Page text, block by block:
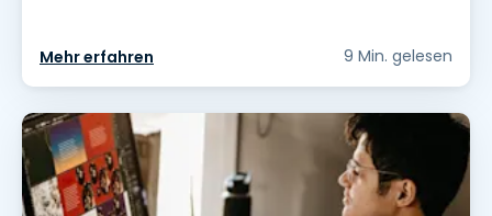
Mehr erfahren 9 Min. gelesen